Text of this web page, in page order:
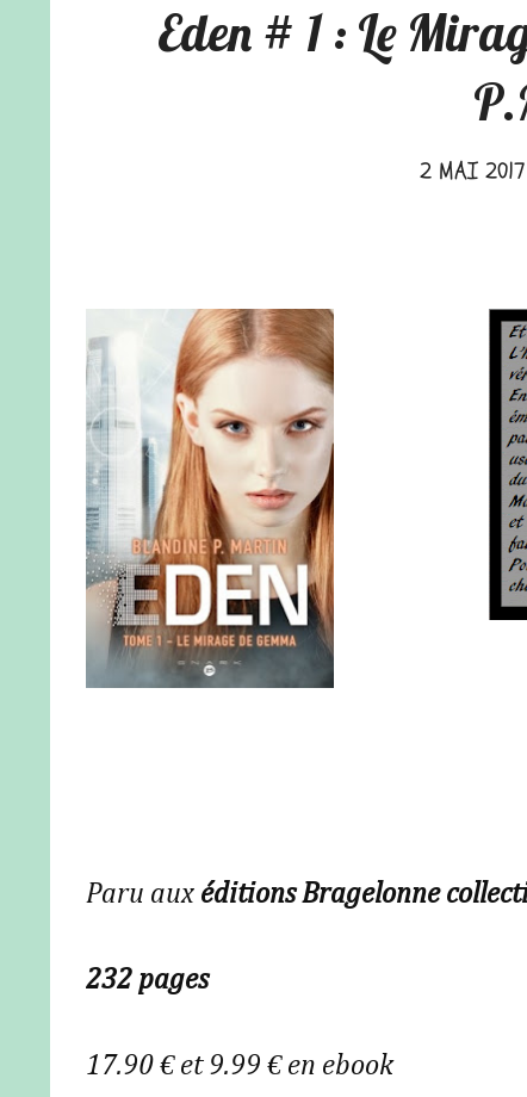
Eden # 1 : Le
2 MAI 2017
Paru aux éditions Bragelonne
232 pages
17.90 € et 9.99 € en ebook